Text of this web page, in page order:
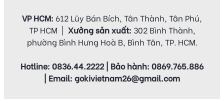
VP HCM: 612 Lũy Bán Bích, Tân Thành, Tân Phú,
TP HCM | Xưởng sản xuất: 302 Bình Thành,
phường Bình Hưng Hoà B, Bình Tân, TP. HCM.
Hotline: 0836.44.2222 | Bảo hành: 0869.765.886
| Email: gokivietnam26@gmail.com